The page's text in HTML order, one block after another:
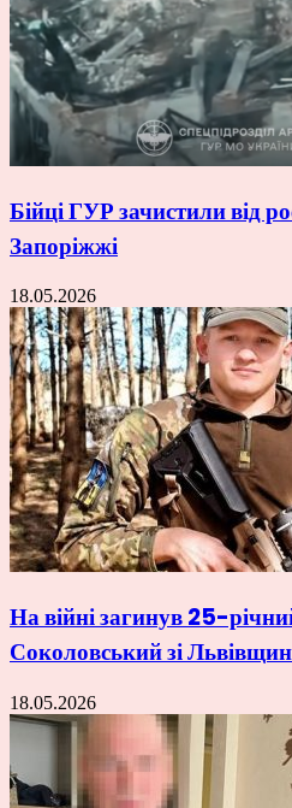
Бійці ГУР зачистили від
Запоріжжі
18.05.2026
На війні загинув 25-
Соколовський зі
18.05.2026